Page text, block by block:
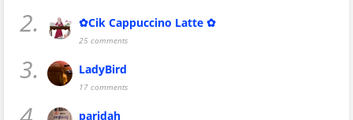
2. ✿Cik Cappuccino Latte ✿
25 comments
3. LadyBird
17 comments
paridah